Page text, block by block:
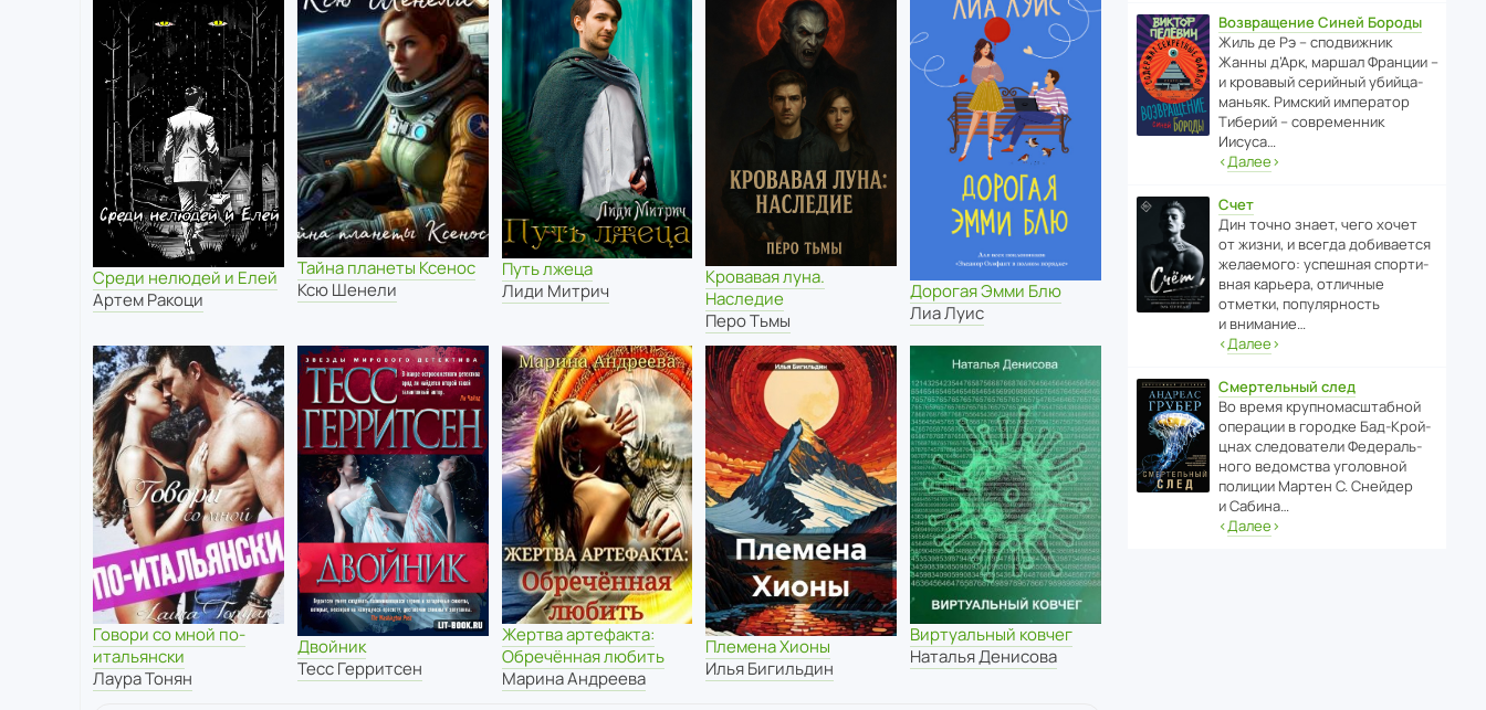
Среди нелюдей и Елей
Артем Ракоци
Тайна планеты Ксенос
Ксю Шенели
Путь лжеца
Лиди Митрич
Кровавая луна.
Наследие
Перо Тьмы
Дорогая Эмми Блю
Лиа Луис
Говори со мной по-
итальянски
Лаура Тонян
Двойник
Тесс Герритсен
Жертва артефакта:
Обречённая любить
Марина Андреева
Племена Хионы
Илья Бигильдин
Виртуальный ковчег
Наталья Денисова
Возвращение Синей Бороды
Жиль де Рэ – спод­ви­жник
Жанны д’Арк, маршал Франции –
и кровавый серийный убийца-
маньяк. Римский импе­ратор
Тиберий – совре­менник
Иисуса…
‹Далее›
Счет
Дин точно знает, чего хочет
от жизни, и всегда доби­ва­ется
жела­е­мого: успе­шная спор­ти­
вная карьера, отли­чные
отметки, попу­ля­р­ность
и внимание…
‹Далее›
Смертельный след
Во время круп­но­мас­ш­та­бной
операции в городке Бад‑Крой­
цнах следо­ва­тели Феде­раль­
ного ведомства уголо­вной
полиции Мартен С. Снейдер
и Сабина…
‹Далее›